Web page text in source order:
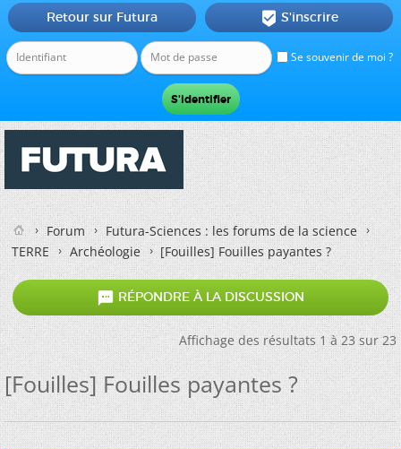
Se souvenir de moi ?
Retour sur Futura  S'inscrire
Forum
Futura-Sciences : les forums de la science
TERRE
Archéologie [Fouilles] Fouilles payantes ?
 RÉPONDRE À LA DISCUSSION
Affichage des résultats 1 à 23 sur 23
[Fouilles] Fouilles payantes ?